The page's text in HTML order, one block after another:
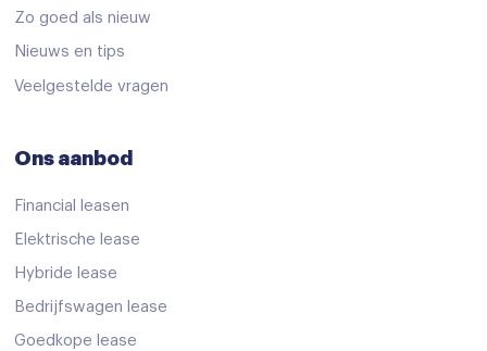
Airbag(s) gordijn
Airbag(s) hoofd achter
Airbag(s) hoofd voor
Airbag(s) side voor
Airbag(s) window
Airbag bestuurder
Airbag passagier
Alarm klasse 1(startblokkering)
Zo goed als nieuw
Nieuws en tips
Veelgestelde vragen
Ons aanbod
Financial leasen
Elektrische lease
Hybride lease
Bedrijfswagen lease
Goedkope lease